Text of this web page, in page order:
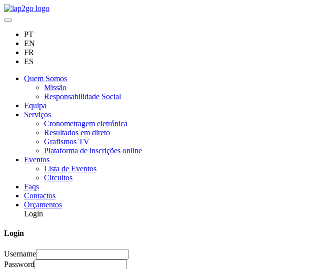
PT
EN
FR
ES
Quem Somos
Missão
Responsabilidade Social
Equipa
Serviços
Cronometragem eletrónica
Resultados em direto
Grafismos TV
Plataforma de inscrições online
Eventos
Lista de Eventos
Circuitos
Faqs
Contactos
Orçamentos
Login
Login
Username
Password